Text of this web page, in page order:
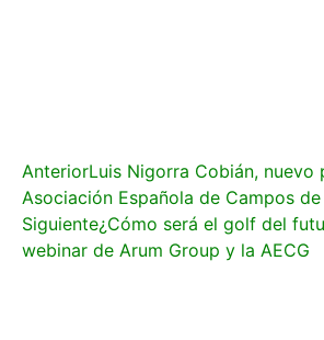
AnteriorLuis Nigorra Cobián, nuevo
Asociación Española de Campos
Siguiente¿Cómo será el golf del
webinar de Arum Group y la AECG